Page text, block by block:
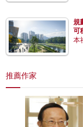
規
可
本
推薦作家